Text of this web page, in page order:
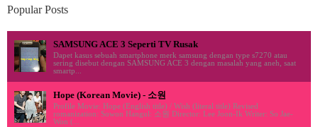
Popular Posts
SAMSUNG ACE 3 Seperti TV Rusak
Dapet kasus sebuah smartphone merk samsung dengan type s7270 atau
sering disebut dengan SAMSUNG ACE 3 dengan masalah yang aneh, saat
smartp...
Hope (Korean Movie) - 소원
Profile Movie: Hope (English title) / Wish (literal title) Revised
romanization: Sowon Hangul: 소원 Director: Lee Joon-Ik Writer: So Jae-
Won (...